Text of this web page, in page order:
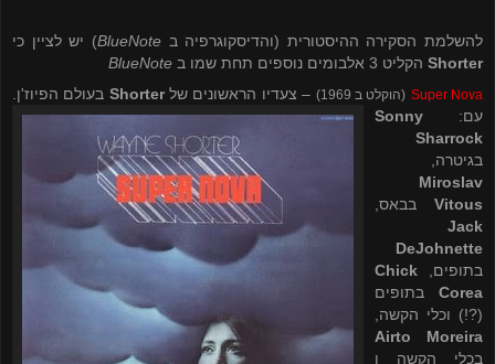
להשלמת הסקירה ההיסטורית (והדיסקוגרפיה בBlueNote) יש לציין כי
Shorter הקליט 3 אלבומים נוספים תחת שמו ב BlueNote
Super Nova (הוקלט ב 1969) – צעדיו הראשונים שלShorter בעולם הפיוז'ן.
עם: Sonny
Sharrock
בגיטרה,
Miroslav
Vitous בבאס,
Jack
DeJohnette
בתופים, Chick
Corea בתופים
(?!) וכלי הקשה,
Airto Moreira
בכלי הקשה ו